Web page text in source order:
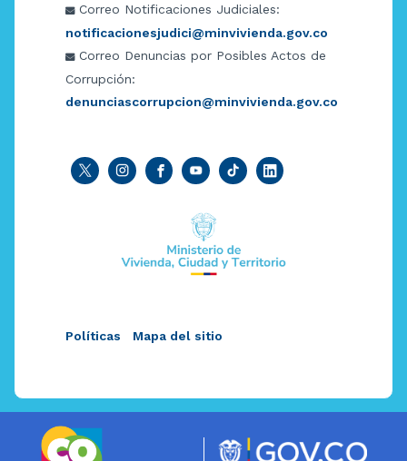
Correo Notificaciones Judiciales:
notificacionesjudici@minvivienda.gov.co
Correo Denuncias por Posibles Actos de
Corrupción:
denunciascorrupcion@minvivienda.gov.co
Políticas Mapa del sitio